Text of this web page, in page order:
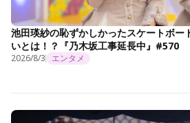
池田瑛紗の恥ずかしかったスケートボー
いとは！？『乃木坂工事延長中』#570
2026/8/3 エンタメ